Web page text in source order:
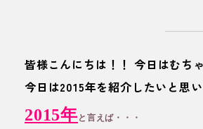
皆様こんにちは！！ 今日はむち
今日は2015年を紹介したいと思い
2015年 と言えば・・・